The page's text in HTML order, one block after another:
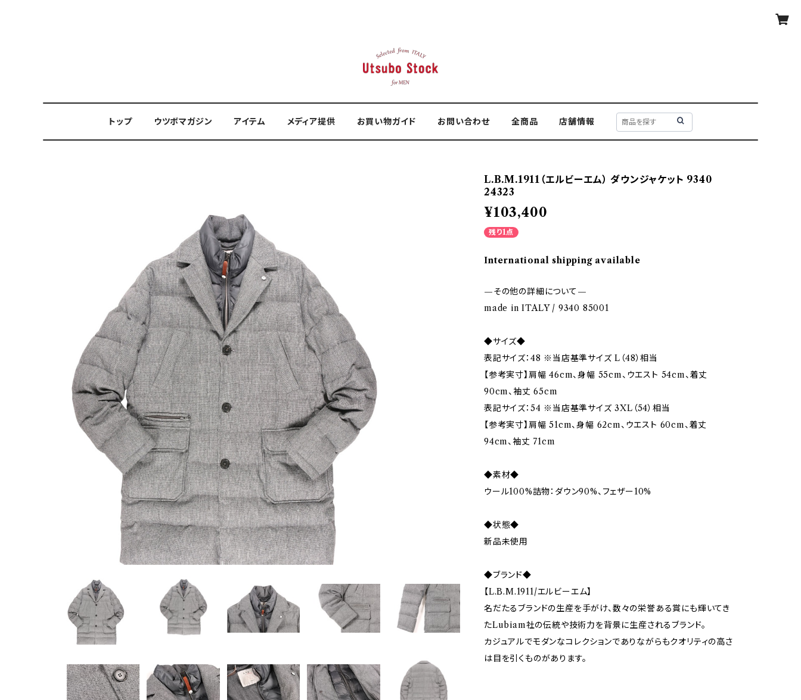
トップ ウツボマガジン アイテム メディア提供 お買い物ガイド お問い合わせ 全商品 店舗情報
L.B.M.1911（エルビーエム） ダウンジャケット 9340
24323
¥103,400
残り1点
International shipping available
—その他の詳細について—
made in ITALY / 9340 85001
◆サイズ◆
表記サイズ：48 ※当店基準サイズ L（48）相当
【参考実寸】肩幅 46cm、身幅 55cm、ウエスト 54cm、着丈
90cm、袖丈 65cm
表記サイズ：54 ※当店基準サイズ 3XL（54）相当
【参考実寸】肩幅 51cm、身幅 62cm、ウエスト 60cm、着丈
94cm、袖丈 71cm
◆素材◆
ウール100%詰物：ダウン90%、フェザー10%
◆状態◆
新品未使用
◆ブランド◆
【L.B.M.1911/エルビーエム】
名だたるブランドの生産を手がけ、数々の栄誉ある賞にも輝いてき
たLubiam社の伝統や技術力を背景に生産されるブランド。
カジュアルでモダンなコレクションでありながらもクオリティの高さ
は目を引くものがあります。